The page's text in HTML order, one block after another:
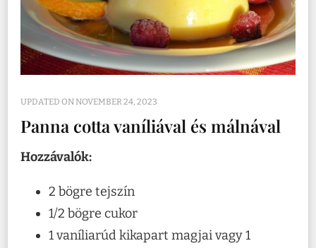
UPDATED ONNOVEMBER 24, 2023
Panna cotta vaníliával és málnával
Hozzávalók:
2 bögre tejszín
1/2 bögre cukor
1 vaníliarúd kikapart magjai vagy 1